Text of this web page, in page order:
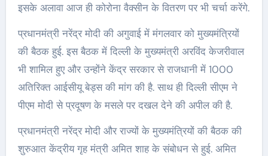
इसके अलावा आज ही कोरोना वैक्सीन के वितरण पर भी चर्चा करेंगे.
प्रधानमंत्री नरेंद्र मोदी की अगुवाई में मंगलवार को मुख्यमंत्रियों
की बैठक हुई. इस बैठक में दिल्ली के मुख्यमंत्री अरविंद केजरीवाल
भी शामिल हुए और उन्होंने केंद्र सरकार से राजधानी में 1000
अतिरिक्त आईसीयू बेड्स की मांग की है. साथ ही दिल्ली सीएम ने
पीएम मोदी से प्रदूषण के मसले पर दखल देने की अपील की है.
प्रधानमंत्री नरेंद्र मोदी और राज्यों के मुख्यमंत्रियों की बैठक की
शुरुआत केंद्रीय गृह मंत्री अमित शाह के संबोधन से हुई. अमित